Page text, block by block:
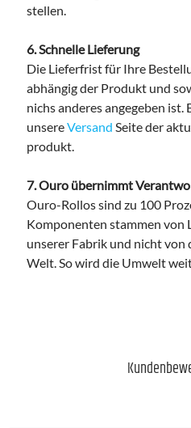
stellen.
6. Schnelle Lieferung
Die Lieferfrist für Ihre
abhängig der Produkt und
nichs anderes angegeben ist.
unsereVersand Seite der
produkt.
7. Ouro übernimmt
Ouro-Rollos sind zu 100
Komponenten stammen von
unserer Fabrik und nicht von
Welt. So wird die Umwelt